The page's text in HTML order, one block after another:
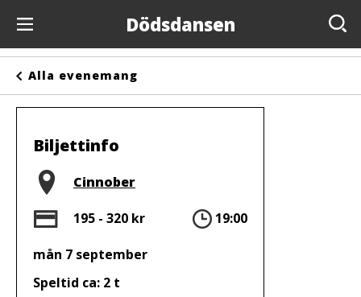
Dödsdansen
Anslagstavlan
Arrangörer
Kontakta oss
Om oss
Alla evenemang
Biljettinfo
Plats
Cinnober
Pris
195 - 320 kr Tid
19:00
mån 7 september
Speltid ca: 2 t